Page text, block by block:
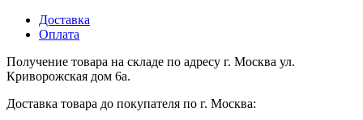
Доставка
Оплата
Получение товара на складе по адресу г. Москва ул.
Криворожская дом 6а.
Доставка товара до покупателя по г. Москва: